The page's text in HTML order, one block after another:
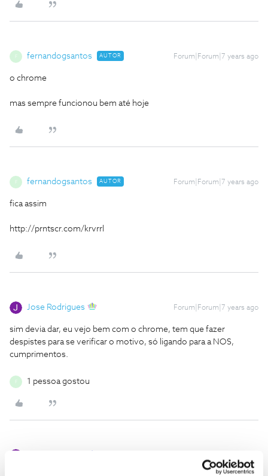
fernandogsantos AUTOR Forum|Forum|7 years ago
o chrome
mas sempre funcionou bem até hoje
fernandogsantos AUTOR Forum|Forum|7 years ago
fica assim
http://prntscr.com/krvrrl
Jose Rodrigues Forum|Forum|7 years ago
sim devia dar, eu vejo bem com o chrome, tem que fazer
despistes para se verificar o motivo, só ligando para a NOS,
cumprimentos.
1 pessoa gostou